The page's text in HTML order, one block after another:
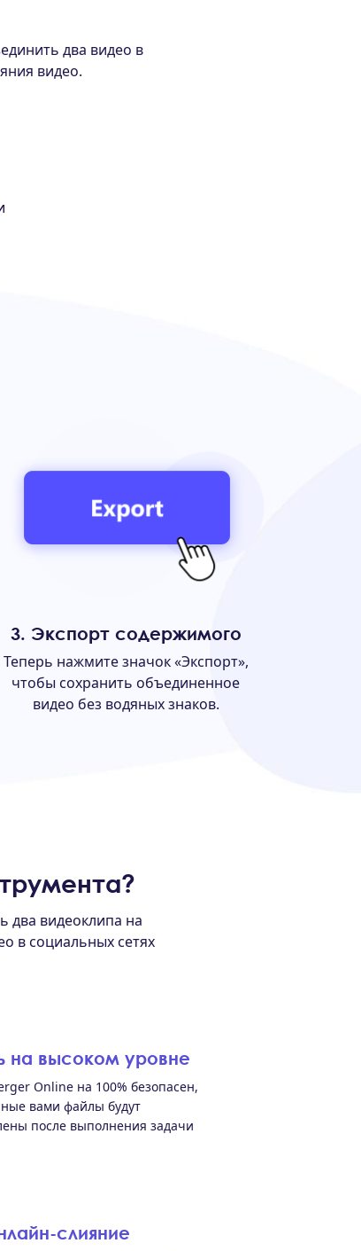
два видео в
видео.
3. Экспорт содержимого
Теперь нажмите значок «Экспорт»,
чтобы сохранить объединенное
видео без водяных знаков.
два видеоклипа на
в социальных сетях
на высоком уровне
Online на 100% безопасен,
вами файлы будут
после выполнения задачи
слияние